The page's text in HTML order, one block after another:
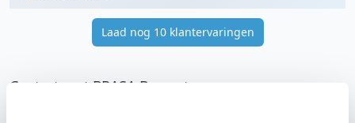
Laad nog 10 klantervaringen
Contact met BRASA Beemster